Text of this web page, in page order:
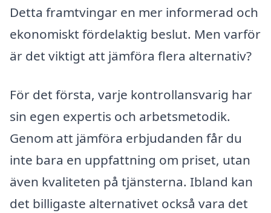
Detta framtvingar en mer informerad och
ekonomiskt fördelaktig beslut. Men varför
är det viktigt att jämföra flera alternativ?
För det första, varje kontrollansvarig har
sin egen expertis och arbetsmetodik.
Genom att jämföra erbjudanden får du
inte bara en uppfattning om priset, utan
även kvaliteten på tjänsterna. Ibland kan
det billigaste alternativet också vara det